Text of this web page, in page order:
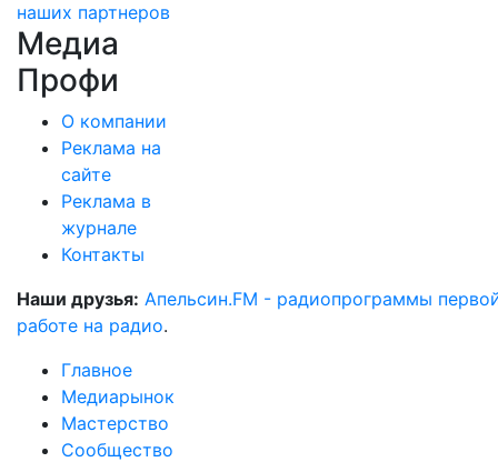
наших партнеров
Медиа
Профи
О компании
Реклама на
сайте
Реклама в
журнале
Контакты
Наши друзья: Апельсин.FM - радиопрограммы
работе на радио.
Главное
Медиарынок
Мастерство
Сообщество